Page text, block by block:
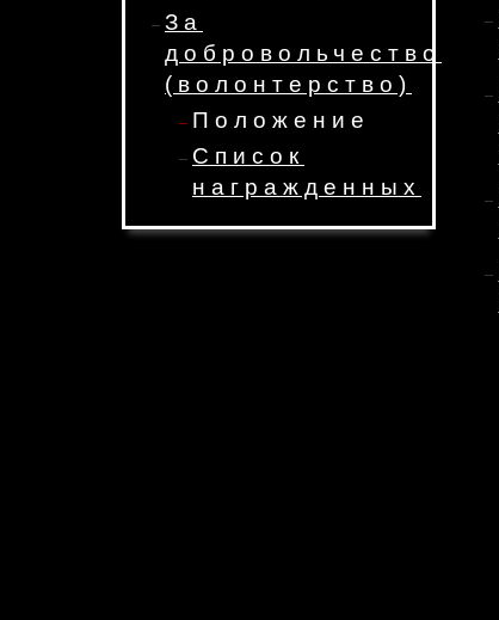
За
добровольчество
(волонтерство)
Положение
Список
награжденных